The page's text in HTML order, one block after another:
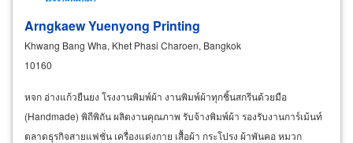
Arngkaew Yuenyong Printing
Khwang Bang Wha, Khet Phasi Charoen, Bangkok
10160
หจก อ่างแก้วยืนยง โรงงานพิมพ์ผ้า งานพิมพ์ผ้าทุกชิ้นสกรีนด้วยมือ
(Handmade) พิถีพิถัน ผลิตงานคุณภาพ รับจ้างพิมพ์ผ้า รองรับงานการ์เม้นท์
ตลาดธุรกิจสายแฟชั่น เครื่องแต่งกาย เสื้อผ้า กระโปรง ผ้าพันคอ หมวก